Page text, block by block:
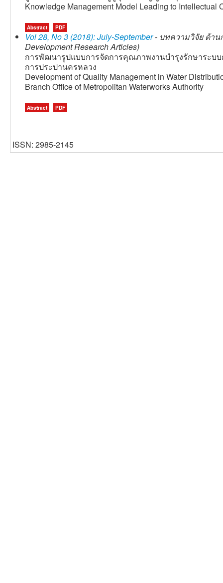
Knowledge Management Model Leading to Intellectual
Abstract PDF
Vol 28, No 3 (2018): July-September- บทความวิจัย ด้าน
Development Research Articles)
การพัฒนารูปแบบการจัดการคุณภาพงานบำรุงรักษาระบ
การประปานครหลวง
Development of Quality Management in Water
Branch Office of Metropolitan Waterworks Authority
Abstract PDF
ISSN: 2985-2145